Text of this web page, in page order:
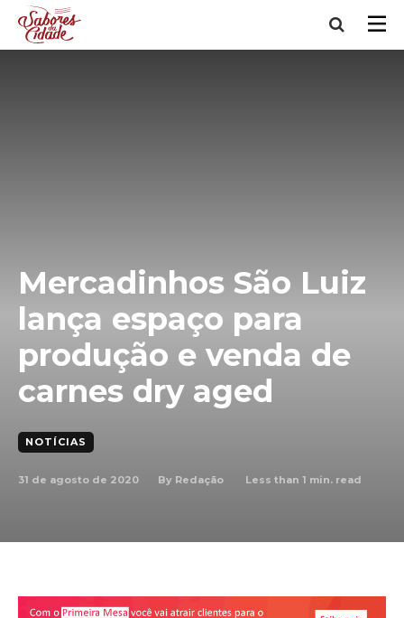
Mercadinhos São Luiz
lança espaço para
produção e venda de
carnes dry aged
NOTÍCIAS
31 de agosto de 2020 By Redação Less than 1 min. read